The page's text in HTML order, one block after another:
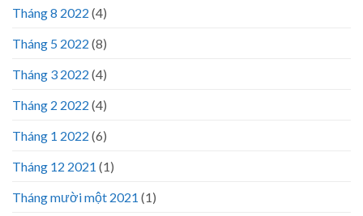
Tháng 8 2022 (4)
Tháng 5 2022 (8)
Tháng 3 2022 (4)
Tháng 2 2022 (4)
Tháng 1 2022 (6)
Tháng 12 2021 (1)
Tháng mười một 2021 (1)